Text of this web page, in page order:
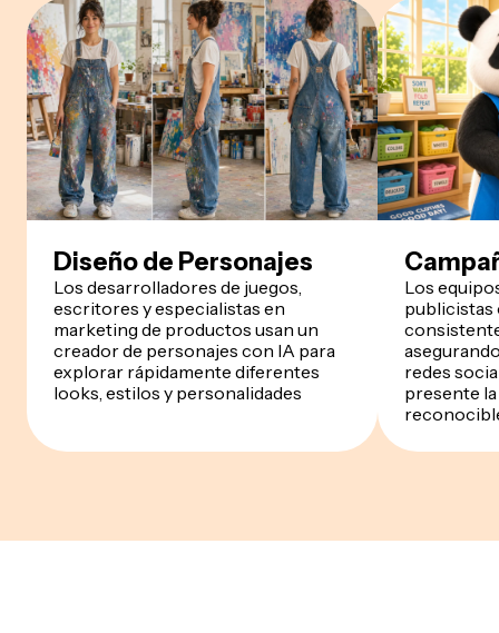
Diseño de Personajes
Los desarrolladores de juegos,
escritores y especialistas en
marketing de productos usan un
creador de personajes con IA para
explorar rápidamente diferentes
looks, estilos y personalidades
Los
publicistas
redes
presente